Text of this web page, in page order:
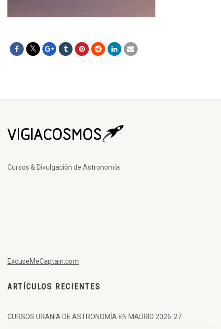
Cursos & Divulgación de Astronomía
ExcuseMeCaptain.com
ARTÍCULOS RECIENTES
CURSOS URANIA DE ASTRONOMÍA EN MADRID 2026-27